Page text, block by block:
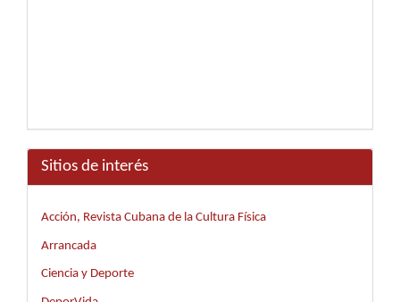
Sitios de interés
Acción, Revista Cubana de la Cultura Física
Arrancada
Ciencia y Deporte